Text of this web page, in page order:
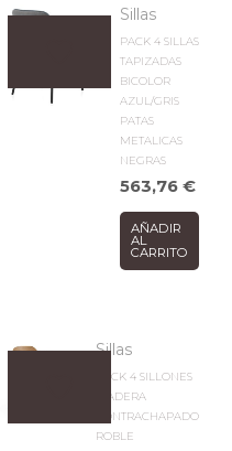
Sillas
PACK 4 SILLAS
TAPIZADAS
BICOLOR
AZUL/GRIS
PATAS
METALICAS
NEGRAS
563,76€
AÑADIR
AL
CARRITO
Sillas
PACK 4 SILLONES
MADERA
CONTRACHAPADO
ROBLE